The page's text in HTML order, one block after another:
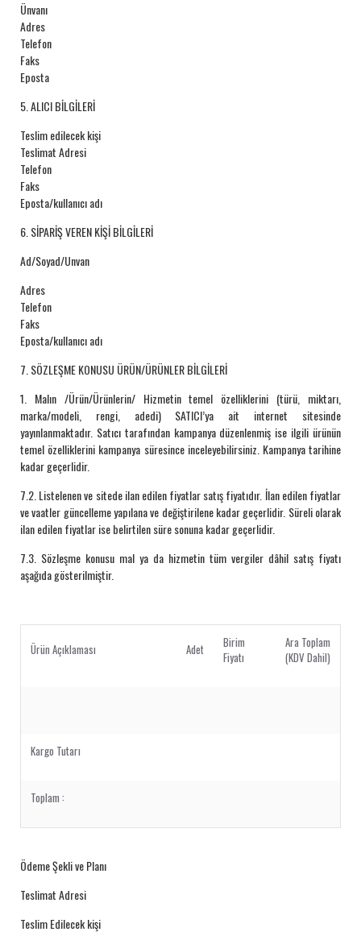
Ünvanı
Adres
Telefon
Faks
Eposta
5. ALICI BİLGİLERİ
Teslim edilecek kişi
Teslimat Adresi
Telefon
Faks
Eposta/kullanıcı adı
6. SİPARİŞ VEREN KİŞİ BİLGİLERİ
Ad/Soyad/Unvan
Adres
Telefon
Faks
Eposta/kullanıcı adı
7. SÖZLEŞME KONUSU ÜRÜN/ÜRÜNLER BİLGİLERİ
1. Malın /Ürün/Ürünlerin/ Hizmetin temel özelliklerini (türü, miktarı,
marka/modeli, rengi, adedi) SATICI’ya ait internet sitesinde
yayınlanmaktadır. Satıcı tarafından kampanya düzenlenmiş ise ilgili ürünün
temel özelliklerini kampanya süresince inceleyebilirsiniz. Kampanya tarihine
kadar geçerlidir.
7.2. Listelenen ve sitede ilan edilen fiyatlar satış fiyatıdır. İlan edilen fiyatlar
ve vaatler güncelleme yapılana ve değiştirilene kadar geçerlidir. Süreli olarak
ilan edilen fiyatlar ise belirtilen süre sonuna kadar geçerlidir.
7.3. Sözleşme konusu mal ya da hizmetin tüm vergiler dâhil satış fiyatı
aşağıda gösterilmiştir.
Ürün Açıklaması Adet
Birim
Fiyatı
Ara Toplam
(KDV Dahil)
Kargo Tutarı
Toplam :
Ödeme Şekli ve Planı
Teslimat Adresi
Teslim Edilecek kişi